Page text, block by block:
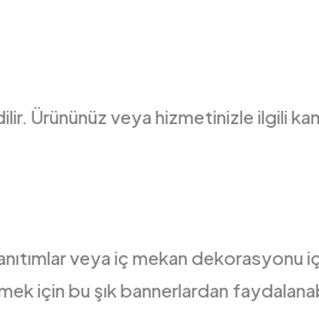
Ürününüz veya hizmetinizle ilgili
veya iç mekan dekorasyonu
için bu şık bannerlardan